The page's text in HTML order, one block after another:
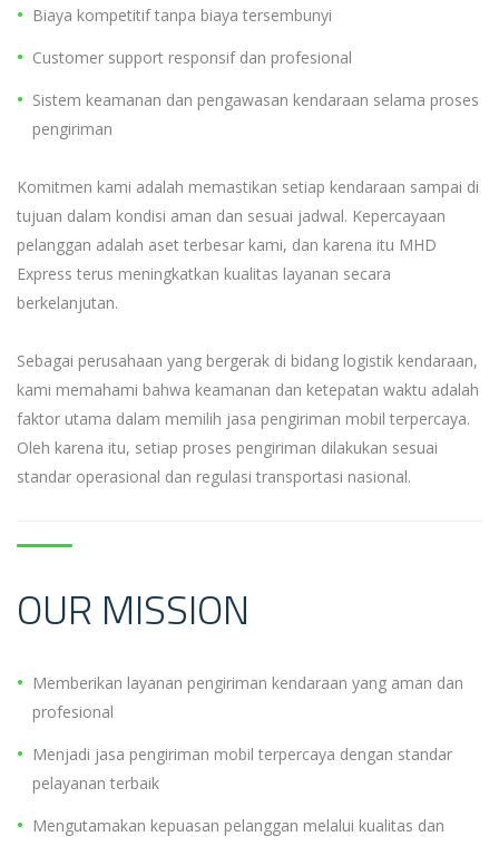
Biaya kompetitif tanpa biaya tersembunyi
Customer support responsif dan profesional
Sistem keamanan dan pengawasan kendaraan selama proses
pengiriman
Komitmen kami adalah memastikan setiap kendaraan sampai di
tujuan dalam kondisi aman dan sesuai jadwal. Kepercayaan
pelanggan adalah aset terbesar kami, dan karena itu MHD
Express terus meningkatkan kualitas layanan secara
berkelanjutan.
Sebagai perusahaan yang bergerak di bidang logistik kendaraan,
kami memahami bahwa keamanan dan ketepatan waktu adalah
faktor utama dalam memilih jasa pengiriman mobil terpercaya.
Oleh karena itu, setiap proses pengiriman dilakukan sesuai
standar operasional dan regulasi transportasi nasional.
OUR MISSION
Memberikan layanan pengiriman kendaraan yang aman dan
profesional
Menjadi jasa pengiriman mobil terpercaya dengan standar
pelayanan terbaik
Mengutamakan kepuasan pelanggan melalui kualitas dan